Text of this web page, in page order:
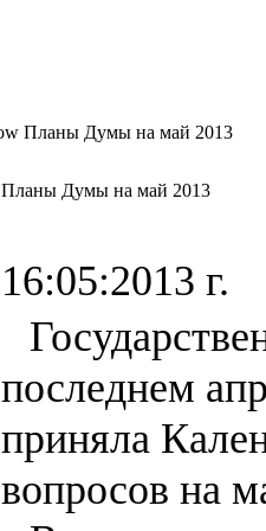
Планы Думы на май 2013
Планы Думы на май 2013
16:05:2013 г.
последнем
приняла
вопросов на